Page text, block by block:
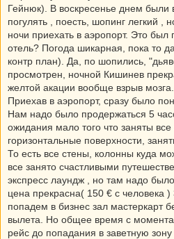
Гейнюк). В воскресенье днем были
погулять , поесть, шопинг легкий ,
ночи приехать в аэропорт. Это
отель? Погода шикарная, пока то
контр план). Да, по шопились,
просмотрен, ночной Кишинев
желтой акации вообще взрыв
Приехав в аэропорт, сразу было
Нам надо было продержаться 5
ожидания мало того что заняты
горизонтальные поверхности,
То есть все стены, колонны куда
все занято счастливыми
экспресс лаундж , но там надо
цена прекрасна( 150 € с человека
попадем в бизнес зал мастеркарт
вылета. Но общее время с момента
рейс до попадания в заветную